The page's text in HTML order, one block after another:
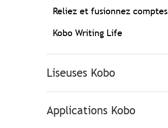
Reliez et fusionnez comptes
Kobo Writing Life
Liseuses Kobo
Applications Kobo